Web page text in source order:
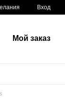
Вход
Мой заказ